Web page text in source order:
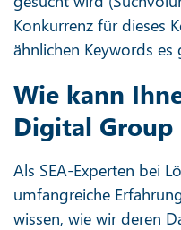
Konkurrenz für dieses
ähnlichen Keywords es
Wie kann
Digital Group
Als SEA-Experten bei
umfangreiche
wissen, wie wir deren